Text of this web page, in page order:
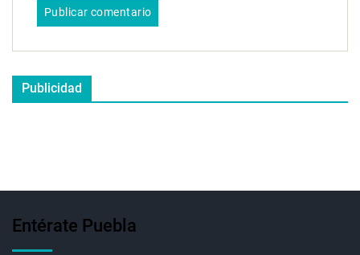
Publicidad
Entérate Puebla